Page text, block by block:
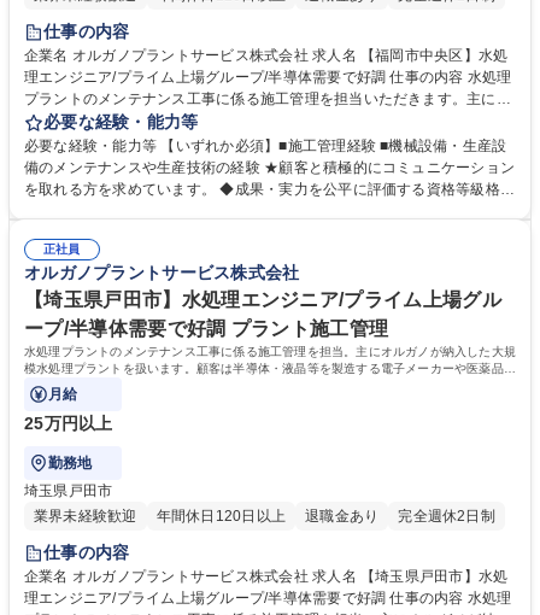
仕事の内容
企業名 オルガノプラントサービス株式会社 求人名 【福岡市中央区】水処
理エンジニア/プライム上場グループ/半導体需要で好調 仕事の内容 水処理
プラントのメンテナンス工事に係る施工管理を担当いただきます。主にオ
ルガノが納入した大規模水処理プラントを扱い、顧客は半導体・液晶等を
製造する電子メーカーや医薬品メーカー、食品メーカー等です。 ◆日本全
国の顧客に迅速な対応を行う為、全国に23ヶ所の出張所を設置し てお
り、オルガノグループ各社と協力して業務を進めていきます。 【オルガノ
ルまで磨き上げる。当社は「水」に秘められた能力を引き出し、産業と社
会の未来を拓いていきます。※建物の改変を伴う業務は含まない 募集職種
【福岡市中央区】水処理エンジニア/プライム上場グループ/半導体需要で
必要な経験・能力等
必要な経験・能力等 【いずれか必須】■施工管理経験 ■機械設備・生産設
備のメンテナンスや生産技術の経験 ★顧客と積極的にコミュニケーション
を取れる方を求めています。 ◆成果・実力を公平に評価する資格等級格付
◆高度経済成長期に普及した全国の多くの上下水道施設が老朽化、更新時
期を迎えています。「水」の能力を引き出すプライム市場上場オルガノグ
ループで、水処理プラントに関する経験を活かして活躍できます。 学歴・
資格 学歴：大学院 大学 高専 短大 専修学校 高校 語学力： 資格：第一種運
転免許普通自動車
正社員
オルガノプラントサービス株式会社
【埼玉県戸田市】水処理エンジニア/プライム上場グル
ープ/半導体需要で好調 プラント施工管理
水処理プラントのメンテナンス工事に係る施工管理を担当。主にオルガノが納入した大規
模水処理プラントを扱います。顧客は半導体・液晶等を製造する電子メーカーや医薬品メ
ーカー、食品メーカー等です。
月給
25万円以上
勤務地
埼玉県戸田市
業界未経験歓迎
年間休日120日以上 退職金あり 完全週休2日制
仕事の内容
企業名 オルガノプラントサービス株式会社 求人名 【埼玉県戸田市】水処
理エンジニア/プライム上場グループ/半導体需要で好調 仕事の内容 水処理